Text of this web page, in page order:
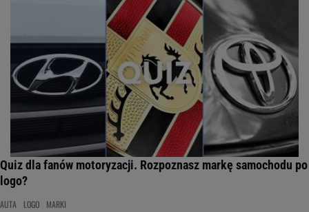
Quiz dla fanów motoryzacji. Rozpoznasz markę samochodu po
logo?
AUTA LOGO MARKI